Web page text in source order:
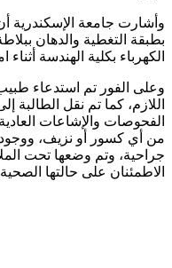
وأشارت جامعة الإسكندرية
بطبقة التغطية والدهان
الكهرباء بكلية الهندسة أثناء
وعلى الفور تم استدعاء
اللازم، كما تم نقل
الفحوصات والإشاعات
من أي كسور أو نزيف،
جراحية، وتم وضعها تحت
الاطمئنان على حالتها